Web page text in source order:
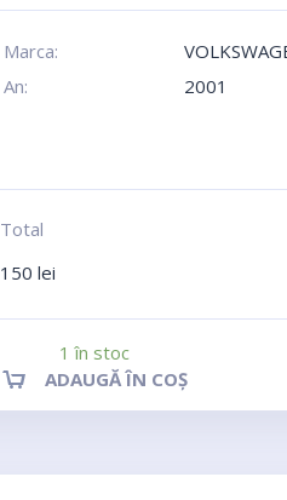
Marca:
An:
2001
Total
150 lei
1 în stoc
ADAUGĂ ÎN COȘ